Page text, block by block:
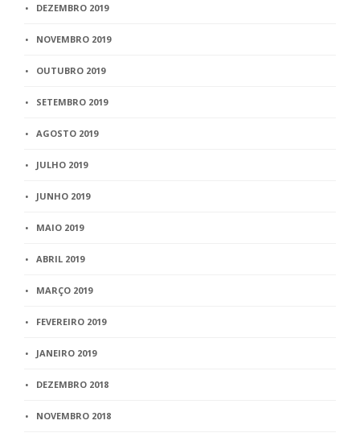
DEZEMBRO 2019
NOVEMBRO 2019
OUTUBRO 2019
SETEMBRO 2019
AGOSTO 2019
JULHO 2019
JUNHO 2019
MAIO 2019
ABRIL 2019
MARÇO 2019
FEVEREIRO 2019
JANEIRO 2019
DEZEMBRO 2018
NOVEMBRO 2018